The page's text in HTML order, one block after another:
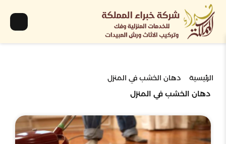
الرئيسية دهان الخشب في المنزل
دهان الخشب في المنزل